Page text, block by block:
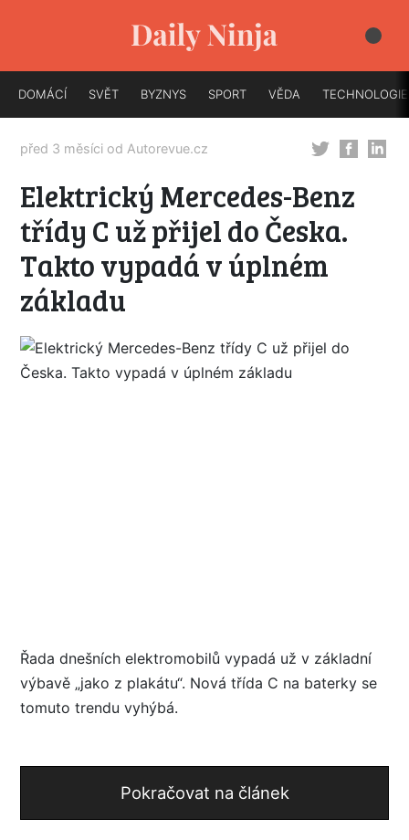
DOMÁCÍ SVĚT BYZNYS SPORT VĚDA TECHNOLOGIE
před 3 měsíci od Autorevue.cz
Elektrický Mercedes-Benz
třídy C už přijel do Česka.
Takto vypadá v úplném
základu
Řada dnešních elektromobilů vypadá už v základní
výbavě „jako z plakátu“. Nová třída C na baterky se
tomuto trendu vyhýbá.
Pokračovat na článek